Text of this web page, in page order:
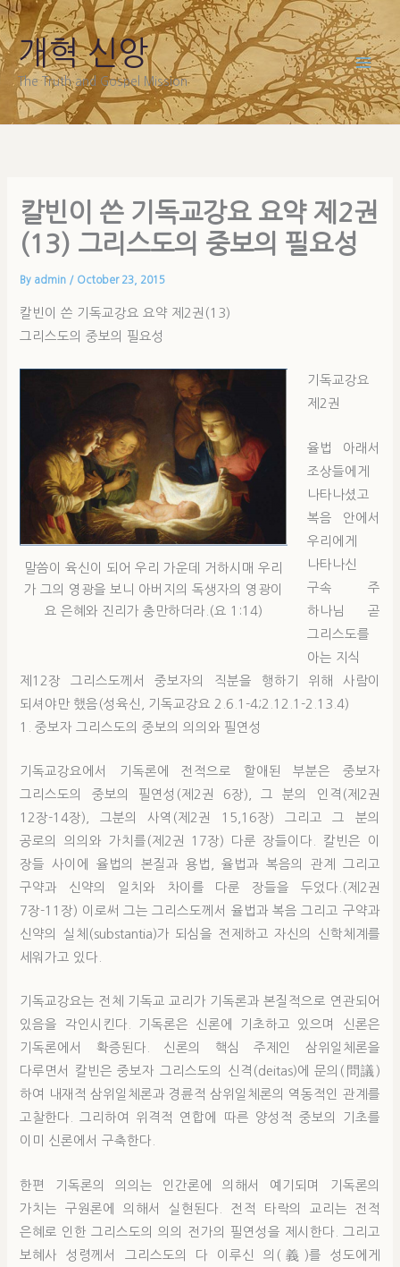
Skip
to
content
개혁 신앙
The Truth and Gospel Mission
칼빈이 쓴 기독교강요 요약 제2권
(13) 그리스도의 중보의 필요성
By admin / October 23, 2015
칼빈이 쓴 기독교강요 요약 제2권(13)
그리스도의 중보의 필요성
말씀이 육신이 되어 우리 가운데 거하시매 우리
가 그의 영광을 보니 아버지의 독생자의 영광이
요 은혜와 진리가 충만하더라.(요 1:14)
기독교강요
제2권
율법 아래서
조상들에게
나타나셨고
복음 안에서
우리에게
나타나신
구속 주
하나님 곧
그리스도를
아는 지식
제12장 그리스도께서 중보자의 직분을 행하기 위해 사람이
되셔야만 했음(성육신, 기독교강요 2.6.1-4;2.12.1-2.13.4)
1. 중보자 그리스도의 중보의 의의와 필연성
기독교강요에서 기독론에 전적으로 할애된 부분은 중보자
그리스도의 중보의 필연성(제2권 6장), 그 분의 인격(제2권
12장-14장), 그분의 사역(제2권 15,16장) 그리고 그 분의
공로의 의의와 가치를(제2권 17장) 다룬 장들이다. 칼빈은 이
장들 사이에 율법의 본질과 용법, 율법과 복음의 관계 그리고
구약과 신약의 일치와 차이를 다룬 장들을 두었다.(제2권
7장-11장) 이로써 그는 그리스도께서 율법과 복음 그리고 구약과
신약의 실체(substantia)가 되심을 전제하고 자신의 신학체계를
세워가고 있다.
기독교강요는 전체 기독교 교리가 기독론과 본질적으로 연관되어
있음을 각인시킨다. 기독론은 신론에 기초하고 있으며 신론은
기독론에서 확증된다. 신론의 핵심 주제인 삼위일체론을
다루면서 칼빈은 중보자 그리스도의 신격(deitas)에 문의(問議)
하여 내재적 삼위일체론과 경륜적 삼위일체론의 역동적인 관계를
고찰한다. 그리하여 위격적 연합에 따른 양성적 중보의 기초를
이미 신론에서 구축한다.
한편 기독론의 의의는 인간론에 의해서 예기되며 기독론의
가치는 구원론에 의해서 실현된다. 전적 타락의 교리는 전적
은혜로 인한 그리스도의 의의 전가의 필연성을 제시한다. 그리고
보혜사 성령께서 그리스도의 다 이루신 의(義)를 성도에게